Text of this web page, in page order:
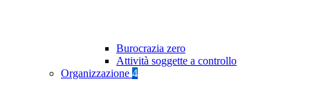
Burocrazia zero
Attività soggette a controllo
Organizzazione 4